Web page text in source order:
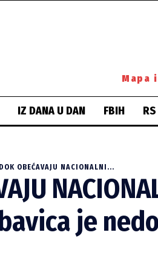
Mapa
IZ DANA U DAN FBIH RS
DOK OBEĆAVAJU NACIONALNI...
je